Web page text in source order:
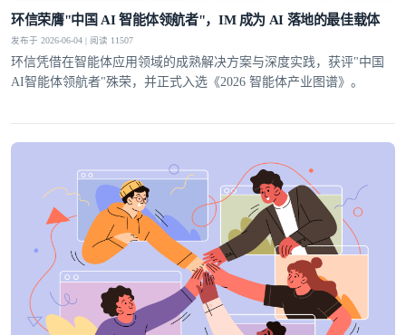
环信荣膺"中国 AI 智能体领航者"，IM 成为 AI 落地的最佳载体
发布于 2026-06-04 | 阅读 11507
环信凭借在智能体应用领域的成熟解决方案与深度实践，获评"中国
AI智能体领航者"殊荣，并正式入选《2026 智能体产业图谱》。